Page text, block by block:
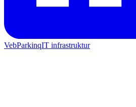
VebParkinqIT infrastruktur